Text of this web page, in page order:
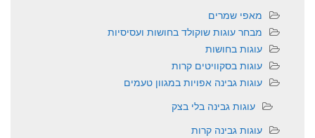
מאפי שמרים
מבחר עוגות שוקולד בחושות ועסיסיות
עוגות בחושות
עוגות בסקוויטים קרות
עוגות גבינה אפויות במגוון טעמים
עוגות גבינה בלי בצק
עוגות גבינה קרות